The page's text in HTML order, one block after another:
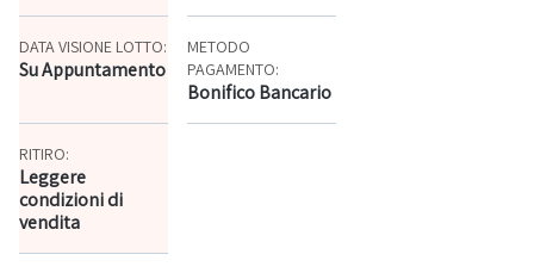
DATA VISIONE LOTTO:
Su Appuntamento
METODO
PAGAMENTO:
Bonifico Bancario
RITIRO:
Leggere
condizioni di
vendita